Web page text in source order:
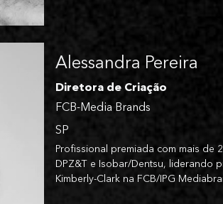
Alessandra Pereira
Diretora de Criação
FCB-Media Brands
SP
Profissional premiada com mais de
DPZ&T e Isobar/Dentsu, liderando
Kimberly-Clark na FCB/IPG